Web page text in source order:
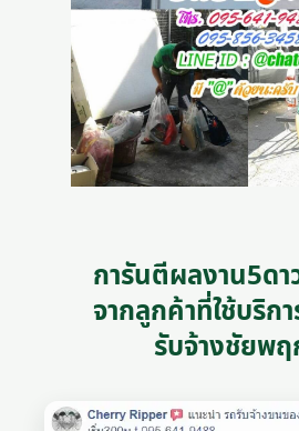
การันตีผลงาน5ด
จากลูกค้าที่ใช้บริก
รับจ้างชัยพ